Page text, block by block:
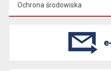
Ochrona środowiska